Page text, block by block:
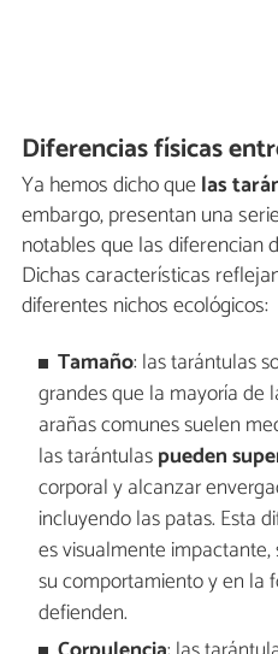
Diferencias físicas
Ya hemos dicho quelas
embargo, presentan una
notables que las diferencian
Dichas características
diferentes nichos ecológicos:
Tamaño: las tarántulas
grandes que la mayoría de
arañas comunes suelen
las tarántulaspueden
corporal y alcanzar
incluyendo las patas. Esta
es visualmente
su comportamiento y en la
defienden.